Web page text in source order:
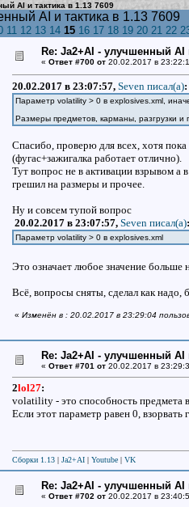
AI и тактика в 1.13 7609
AI и тактика в 1.13 7609
11 12 13 14 15 16 17 18 19 20 21 22
Re: Ja2+AI - улучшенный AI
« Ответ #700 от20.02.2017 в
20.02.2017 в 23:07:57, Seven писал(a):
Параметр volatility > 0 в explosives.xml,
Размеры предметов, карманы, разгрузки и
Спасибо, проверю для всех, хотя
(фугас+зажигалка работает отлично).
Тут вопрос не в активации взрывом а
грешил на размеры и прочее.
Ну и совсем тупой вопрос
20.02.2017 в 23:07:57, Seven писал(a):
Параметр volatility > 0 в explosives.xml
Это означает любое значение больше
Всё, вопросы сняты, сделал как надо,
« Изменён в : 20.02.2017 в 23:29:04
Re: Ja2+AI - улучшенный AI
« Ответ #701 от20.02.2017 в
2lol27:
volatility - это способность предмета
Если этот параметр равен 0,
Сборки 1.13| Ja2+AI| Youtube| VK
Re: Ja2+AI - улучшенный AI
« Ответ #702 от20.02.2017 в